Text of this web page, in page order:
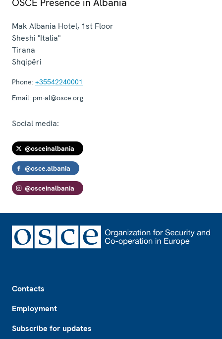
Mak Albania Hotel, 1st Floor
Sheshi "Italia"
Tirana
Shqipëri
Phone: +35542240001
Email: pm-al@osce.org
Social media:
@osceinalbania
@osce.albania
@osceinalbania
Contacts
Employment
Subscribe for updates